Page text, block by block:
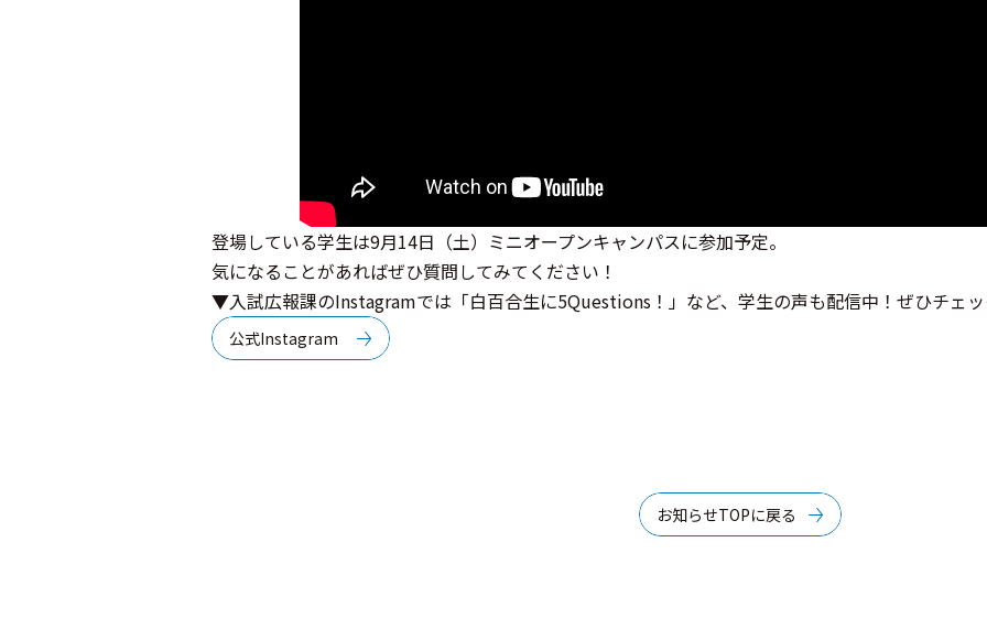
登場している学生は9月14日（土）ミニオープンキャンパスに参加予定。
気になることがあればぜひ質問してみてください！
▼入試広報課のInstagramでは「白百合生に5Questions！」など、学生の声も配信中！ぜひチェッ
公式Instagram
お知らせTOPに戻る